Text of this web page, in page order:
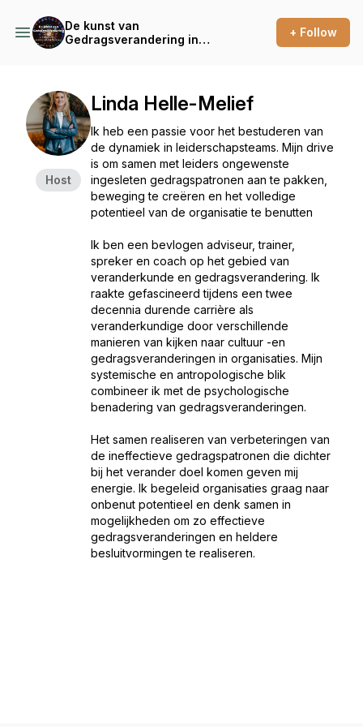
De kunst van
Gedragsverandering in
+ Follow
Host
Linda Helle-Melief
Ik heb een passie voor het bestuderen van
de dynamiek in leiderschapsteams. Mijn drive
is om samen met leiders ongewenste
ingesleten gedragspatronen aan te pakken,
beweging te creëren en het volledige
potentieel van de organisatie te benutten
Ik ben een bevlogen adviseur, trainer,
spreker en coach op het gebied van
veranderkunde en gedragsverandering. Ik
raakte gefascineerd tijdens een twee
decennia durende carrière als
veranderkundige door verschillende
manieren van kijken naar cultuur -en
gedragsveranderingen in organisaties. Mijn
systemische en antropologische blik
combineer ik met de psychologische
benadering van gedragsveranderingen.
Het samen realiseren van verbeteringen van
de ineffectieve gedragspatronen die dichter
bij het verander doel komen geven mij
energie. Ik begeleid organisaties graag naar
onbenut potentieel en denk samen in
mogelijkheden om zo effectieve
gedragsveranderingen en heldere
besluitvormingen te realiseren.